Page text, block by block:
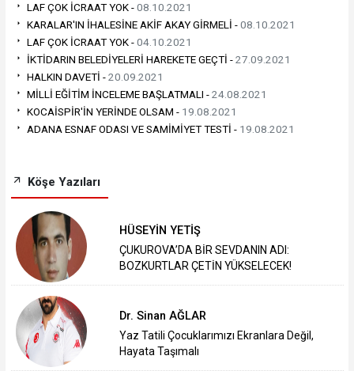
LAF ÇOK İCRAAT YOK -08.10.2021
KARALAR'IN İHALESİNE AKİF AKAY GİRMELİ -08.10.2021
LAF ÇOK İCRAAT YOK -04.10.2021
İKTİDARIN BELEDİYELERİ HAREKETE GEÇTİ -27.09.2021
HALKIN DAVETİ -20.09.2021
MİLLİ EĞİTİM İNCELEME BAŞLATMALI -24.08.2021
KOCAİSPİR'İN YERİNDE OLSAM - 19.08.2021
ADANA ESNAF ODASI VE SAMİMİYET TESTİ - 19.08.2021
Köşe Yazıları
HÜSEYİN YETİŞ
ÇUKUROVA’DA BİR SEVDANIN ADI:
BOZKURTLAR ÇETİN YÜKSELECEK!
Dr. Sinan AĞLAR
Yaz Tatili Çocuklarımızı Ekranlara Değil,
Hayata Taşımalı